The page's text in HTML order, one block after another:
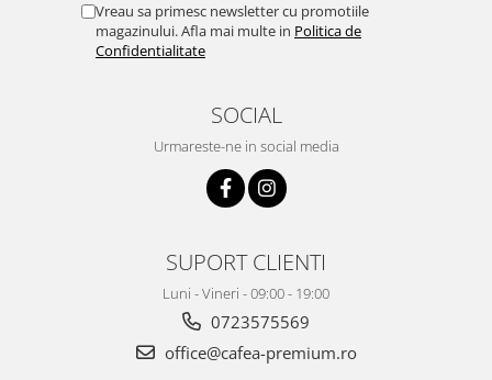
Vreau sa primesc newsletter cu promotiile
magazinului. Afla mai multe in Politica de
Confidentialitate
SOCIAL
Urmareste-ne in social media
SUPORT CLIENTI
Luni - Vineri - 09:00 - 19:00
0723575569
office@cafea-premium.ro